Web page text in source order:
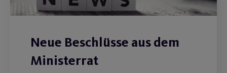
Neue Beschlüsse aus dem
Ministerrat